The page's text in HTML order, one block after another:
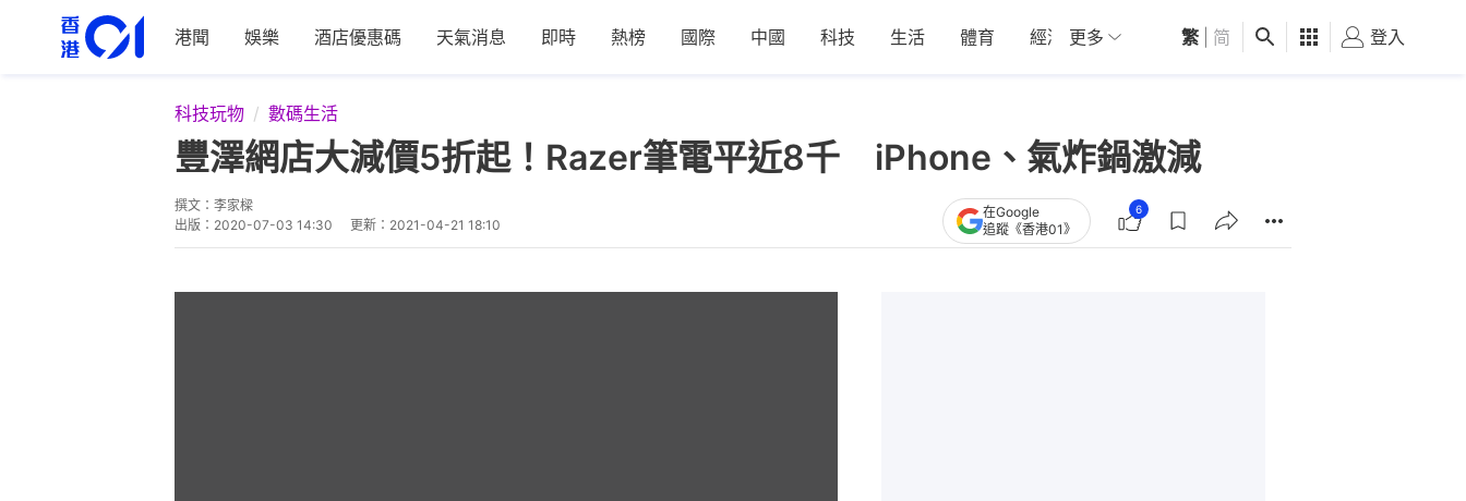
港聞 娛樂 酒店優惠碼 天氣消息 即時 熱榜 國際 中國 科技 生活 體育 經濟 01深圳 觀點 健康 好食玩飛
更多 繁 简 登入
科技玩物 數碼生活
豐澤網店大減價5折起！Razer筆電平近8千 iPhone、氣炸鍋激減
撰文： 李家樑
出版： 2020-07-03 14:30 更新： 2021-04-21 18:10
在Google
追蹤《香港01》
6